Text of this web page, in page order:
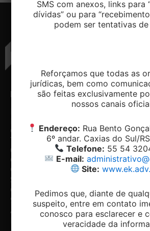
ENDEREÇO
Bento
Gonçalves,
1200, 5º e
6º andar -
Centro.
Caxias do
Sul/RS
CEP:
95020-412
Acessar
CONTATO
3204.8700
Email:
contato@ek.adv.br
o
Nossos
Contato
Fale
o DPO
SMS com anexos, links para
dívidas” ou para
podem ser tentativas
Reforçamos que todas as
jurídicas, bem como
são feitas exclusivamente
nossos canais
Endereço: Rua Bento
6º andar. Caxias do Sul/
Telefone: 55 54
E-mail:
Site:
Pedimos que, diante de
suspeito, entre em contato
conosco para esclarecer e
veracidade da